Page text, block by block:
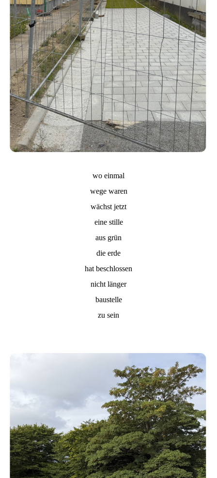
wo einmal
wege waren
wächst jetzt
eine stille
aus grün
die erde
hat beschlossen
nicht länger
baustelle
zu sein